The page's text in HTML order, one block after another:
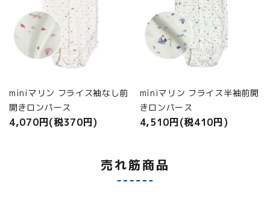
miniマリン フライス袖なし前
開きロンパース
4,070円(税370円)
miniマリン フライス半袖前開
きロンパース
4,510円(税410円)
売れ筋商品